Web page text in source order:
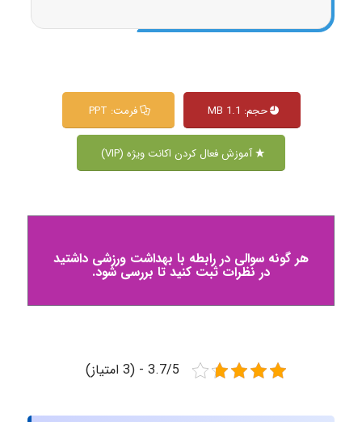
حجم: 1.1 MB فرمت: PPT
آموزش فعال کردن اکانت ویژه (VIP)
هر گونه سوالی در رابطه با بهداشت ورزشی داشتید
در نظرات ثبت کنید تا بررسی شود.
3.7/5 - (3 امتیاز)